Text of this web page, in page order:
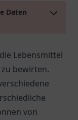
Daten
Lebensmittel
bewirten.
von